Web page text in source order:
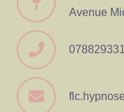
Avenue